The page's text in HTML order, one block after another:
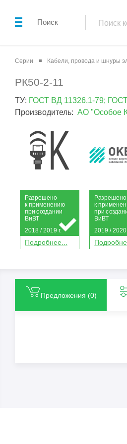
Поиск
Серии Кабели, провода и шнуры
РК50-2-11
ТУ: ГОСТ ВД 11326.1-79;
Производитель: АО "Особое
Подробнее...
Разрешено
к применению
присоздании
Ви ВТ
2018 / 2019 г.
По
Разрешено
к
присоз
Ви ВТ
2019 / 2020
Предложения (0)